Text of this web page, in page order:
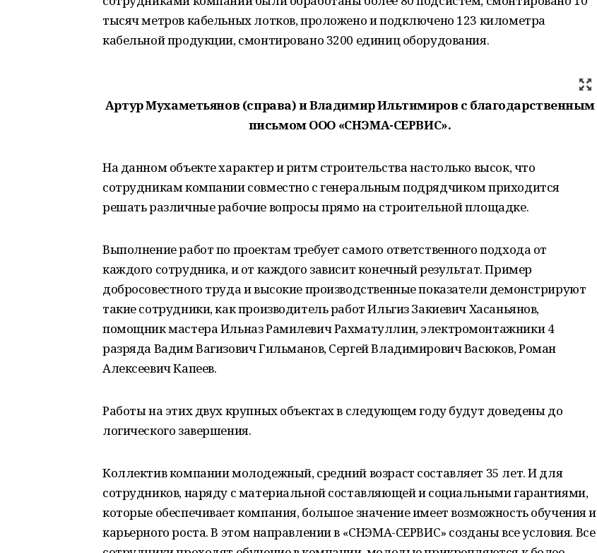
тысяч метров кабельных лотков, проложено и подключено 123 километра
кабельной продукции, смонтировано 3200 единиц оборудования.
Артур Мухаметьянов (справа) и Владимир Ильтимиров с благодарственным
письмом ООО «СНЭМА-СЕРВИС».
На данном объекте характер и ритм строительства настолько высок, что
сотрудникам компании совместно с генеральным подрядчиком приходится
решать различные рабочие вопросы прямо на строительной площадке.
Выполнение работ по проектам требует самого ответственного подхода от
каждого сотрудника, и от каждого зависит конечный результат. Пример
добросовестного труда и высокие производственные показатели демонстрируют
такие сотрудники, как производитель работ Ильгиз Закиевич Хасаньянов,
помощник мастера Ильназ Рамилевич Рахматуллин, электромонтажники 4
разряда Вадим Вагизович Гильманов, Сергей Владимирович Васюков, Роман
Алексеевич Капеев.
Работы на этих двух крупных объектах в следующем году будут доведены до
логического завершения.
Коллектив компании молодежный, средний возраст составляет 35 лет. И для
сотрудников, наряду с материальной составляющей и социальными гарантиями,
которые обеспечивает компания, большое значение имеет возможность обучения и
карьерного роста. В этом направлении в «СНЭМА-СЕРВИС» созданы все условия. Все